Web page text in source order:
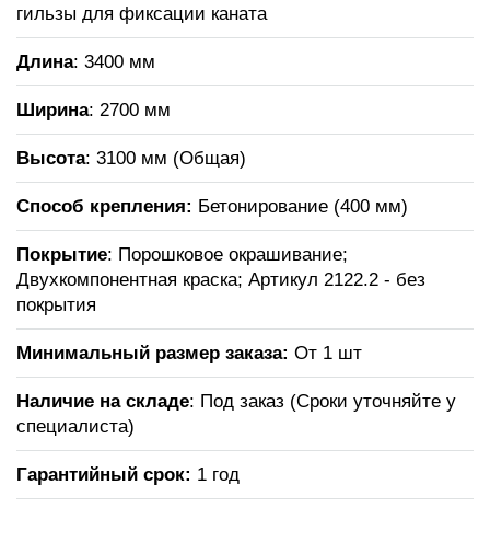
гильзы для фиксации каната
Длина: 3400 мм
Ширина: 2700 мм
Высота: 3100 мм (Общая)
Способ крепления: Бетонирование (400 мм)
Покрытие: Порошковое окрашивание;
Двухкомпонентная краска; Артикул 2122.2 - без
покрытия
Минимальный размер заказа: От 1 шт
Наличие на складе: Под заказ (Сроки уточняйте у
специалиста)
Гарантийный срок: 1 год